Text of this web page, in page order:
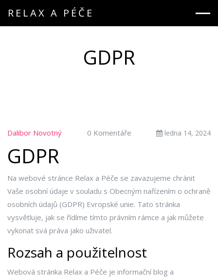
RELAX A PÉČE
GDPR
Dalibor Novotný 0 Komentáře ledna 14, 2024
GDPR
Na webové stránce Relax a Péče se zavazujeme chránit
Vaše osobní údaje v souladu s Obecným nařízením o ochraně
osobních údajů (GDPR) Evropské unie. Tato stránka
vysvětluje, jak se řídíme tímto právním rámce a jak můžete
vykonat svá práva jako uživatel.
Rozsah a použitelnost
Webová stránka Relax a Péče je informační blog a